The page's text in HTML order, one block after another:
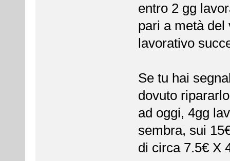
entro 2 gg
pari a metà del
lavorativo
Se tu hai
dovuto
ad oggi, 4gg
sembra, sui
di circa 7.5€ X